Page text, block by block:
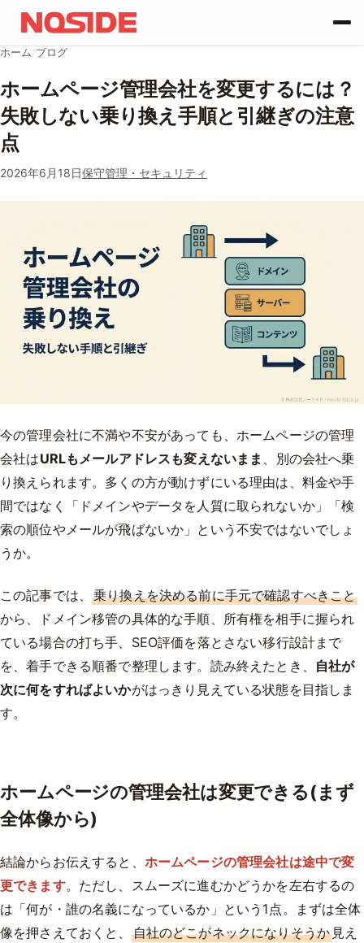
コンテンツへスキップ
ホーム/ブログ
ホームページ管理会社を変更するには？
失敗しない乗り換え手順と引継ぎの注意
点
2026年6月18日保守管理・セキュリティ
今の管理会社に不満や不安があっても、ホームページの管理
会社はURLもメールアドレスも変えないまま 、別の会社へ乗
り換えられます。多くの方が動けずにいる理由は、料金や手
間ではなく「ドメインやデータを人質に取られないか」「検
索の順位やメールが飛ばないか」という不安ではないでしょ
うか。
この記事では、乗り換えを決める前に手元で確認すべきこと
から、ドメイン移管の具体的な手順、所有権を相手に握られ
ている場合の打ち手、SEO評価を落とさない移行設計まで
を、着手できる順番で整理します。読み終えたとき、
自社が
次に何をすればよいかがはっきり見えている状態を目指しま
す。
ホームページの管理会社は変更できる(まず
全体像から)
結論からお伝えすると、 ホームページの管理会社は途中で変
更できます。ただし、スムーズに進むかどうかを左右するの
は「何が・誰の名義になっているか」という1点。まずは全体
像を押さえておくと、 自社のどこがネックになりそうか 見え